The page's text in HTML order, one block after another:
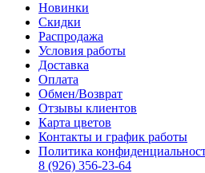
Новинки
Скидки
Распродажа
Условия работы
Доставка
Оплата
Обмен/Возврат
Отзывы клиентов
Карта цветов
Контакты и график работы
Политика
8 (926) 356-23-64